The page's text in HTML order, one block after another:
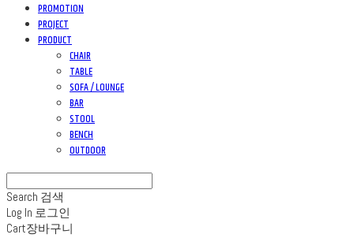
PROMOTION
PROJECT
PRODUCT
CHAIR
TABLE
SOFA / LOUNGE
BAR
STOOL
BENCH
OUTDOOR
Search 검색
Log In 로그인
Cart장바구니